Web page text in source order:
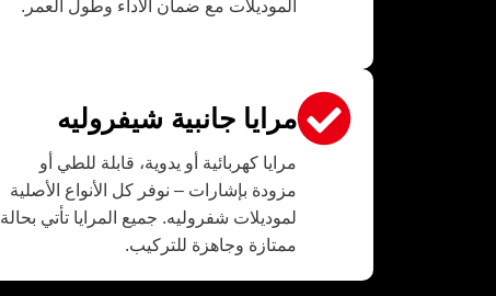
الموديلات مع ضمان الأداء وطول العمر.
مرايا جانبية شيفروليه
مرايا كهربائية أو يدوية، قابلة للطي أو
مزودة بإشارات – نوفر كل الأنواع الأصلية
لموديلات شفروليه. جميع المرايا تأتي بحالة
ممتازة وجاهزة للتركيب.